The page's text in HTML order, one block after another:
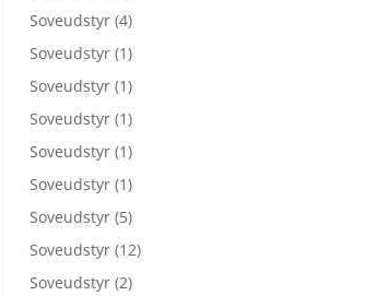
Soveudstyr (4)
Soveudstyr (1)
Soveudstyr (1)
Soveudstyr (1)
Soveudstyr (1)
Soveudstyr (1)
Soveudstyr (5)
Soveudstyr (12)
Soveudstyr (2)